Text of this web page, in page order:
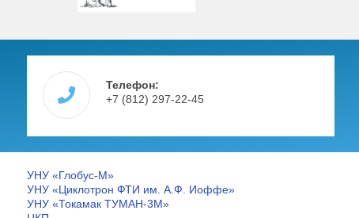
Телефон:
+7 (812) 297-22-45
УНУ «Глобус-М»
УНУ «Циклотрон ФТИ им. А.Ф. Иоффе»
УНУ «Токамак ТУМАН-3М»